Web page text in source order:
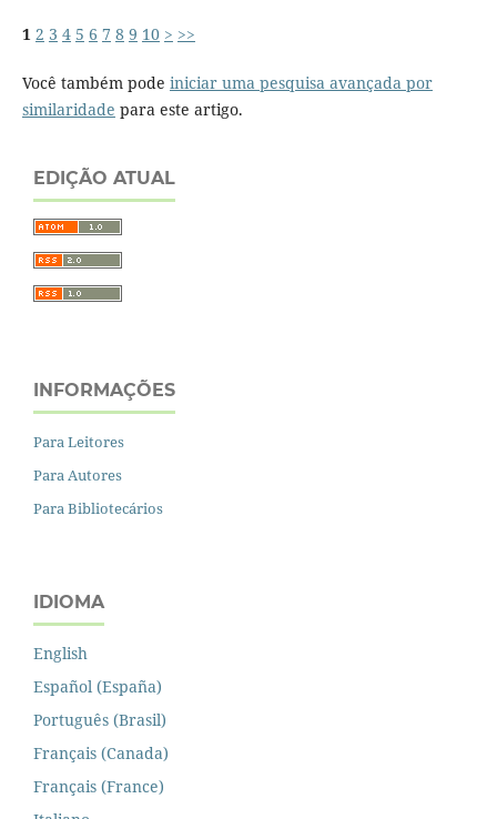
1 2 3 4 5 6 7 8 9 10 > >>
Você também pode iniciar uma pesquisa avançada por
similaridade para este artigo.
EDIÇÃO ATUAL
INFORMAÇÕES
Para Leitores
Para Autores
Para Bibliotecários
IDIOMA
English
Español (España)
Português (Brasil)
Français (Canada)
Français (France)